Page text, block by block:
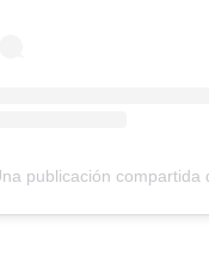
publicación compartida